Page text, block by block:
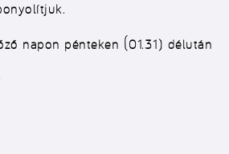
napon pénteken (01.31) délután